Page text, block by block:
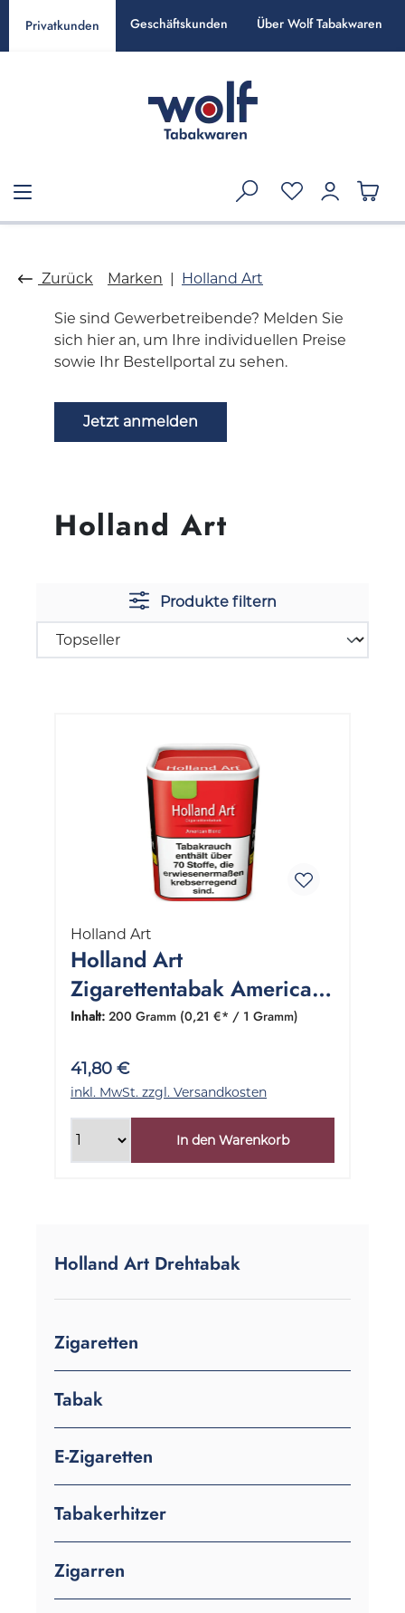
springen
Privatkunden Geschäftskunden Über Wolf Tabakwaren
Zurück Marken Holland Art
Holland Art
Sie sind Gewerbetreibende? Melden Sie
sich hier an, um Ihre individuellen Preise
sowie Ihr Bestellportal zu sehen.
Jetzt anmelden
Holland Art Drehtabak
Zigaretten
Tabak
E-Zigaretten
Tabakerhitzer
Zigarren
Produkte filtern
Holland Art
Holland Art
Zigarettentabak American
Blend 1 Dose 200 Gramm
Inhalt: 200 Gramm (0,21 €* / 1 Gramm)
41,80 €
inkl. MwSt. zzgl. Versandkosten
In den Warenkorb